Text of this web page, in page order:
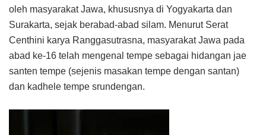
oleh masyarakat Jawa, khususnya di Yogyakarta dan
Surakarta, sejak berabad-abad silam. Menurut Serat
Centhini karya Ranggasutrasna, masyarakat Jawa pada
abad ke-16 telah mengenal tempe sebagai hidangan jae
santen tempe (sejenis masakan tempe dengan santan)
dan kadhele tempe srundengan.